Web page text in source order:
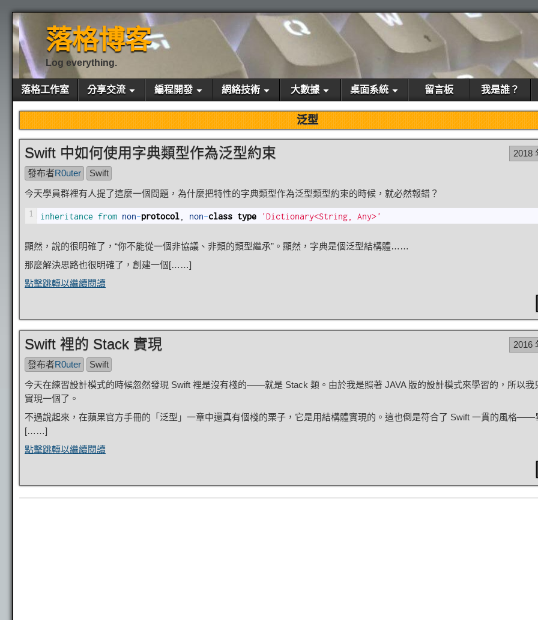
落格博客
Log everything.
落格工作室 分享交流 編程開發 網絡技術 大數據 桌面系統 留言板 我是誰？
泛型
Swift 中如何使用字典類型作為泛型約束
2018
發布者R0uter
Swift
今天學員群裡有人提了這麼一個問題，為什麼把特性的字典類型作為泛型類型約束的時候，就必然報錯？
1 inheritance from non-protocol non-class type 'Dictionary<String, Any>'
顯然，說的很明確了，“你不能從一個非協議、非類的類型繼承”。顯然，字典是個泛型結構體……
那麼解決思路也很明確了，創建一個[……]
點擊跳轉以繼續閱讀
Swift 裡的 Stack 實現
2016
發布者R0uter
Swift
今天在練習設計模式的時候忽然發現 Swift 裡是沒有棧的——就是 Stack 類。由於我是照著 JAVA 版的設計模式來學習的，所以我
實現一個了。
不過說起來，在蘋果官方手冊的「泛型」一章中還真有個棧的栗子，它是用結構體實現的。這也倒是符合了 Swift 一貫的風格——
[……]
點擊跳轉以繼續閱讀